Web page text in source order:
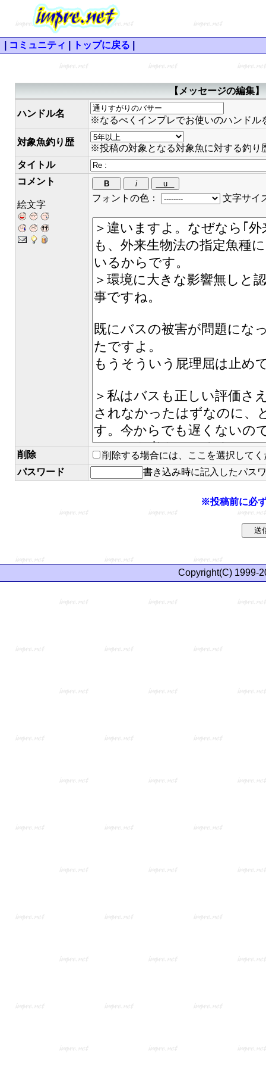
コミュニティ トップに戻る
【メッセージの編集
ハンドル名
※なるべくインプレでお使いのハンドル
対象魚釣り歴
※投稿の対象となる対象魚に対する釣り
タイトル
コメント
絵文字
フォントの色： 文字サイ
削除
削除する場合には、ここを選択してく
パスワード
書き込み時に記入したパス
※投稿前に必
Copyright(C) 1999-